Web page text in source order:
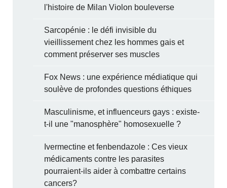
l'histoire de Milan Violon bouleverse
Sarcopénie : le défi invisible du
vieillissement chez les hommes gais et
comment préserver ses muscles
Fox News : une expérience médiatique qui
soulève de profondes questions éthiques
Masculinisme, et influenceurs gays : existe-
t-il une "manosphère" homosexuelle ?
Ivermectine et fenbendazole : Ces vieux
médicaments contre les parasites
pourraient-ils aider à combattre certains
cancers?